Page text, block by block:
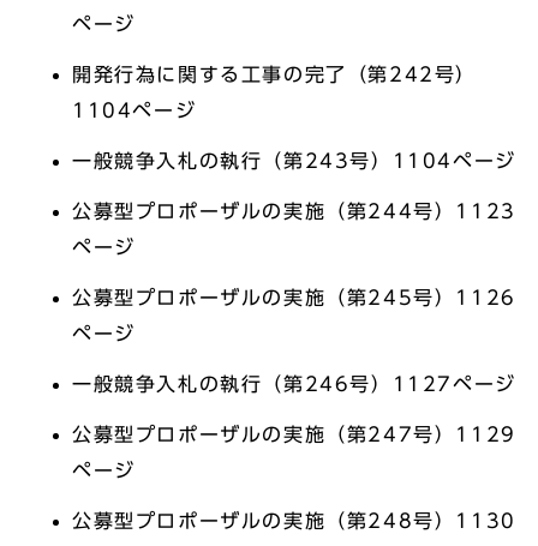
ページ
開発行為に関する工事の完了（第242号）
1104ページ
一般競争入札の執行（第243号）1104ページ
公募型プロポーザルの実施（第244号）1123
ページ
公募型プロポーザルの実施（第245号）1126
ページ
一般競争入札の執行（第246号）1127ページ
公募型プロポーザルの実施（第247号）1129
ページ
公募型プロポーザルの実施（第248号）1130